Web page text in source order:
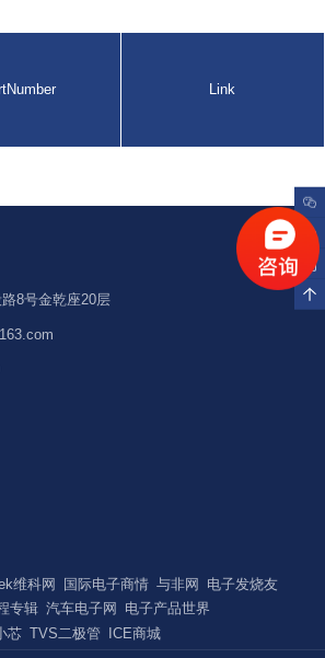
Link
8号金乾座20层
维科网 国际电子商情 与非网
电子发烧友
专辑 汽车电子网
电子产品世界
芯 TVS二极管 ICE商城